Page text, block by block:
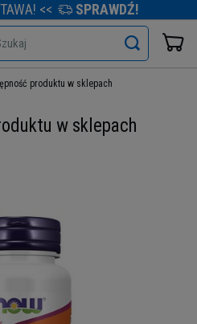
<< SPRAWDŹ!
produktu w sklepach
w sklepach